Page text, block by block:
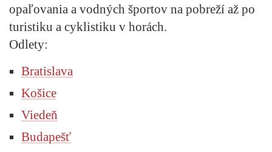
opaľovania a vodných športov na pobreží až po
turistiku a cyklistiku v horách.
Odlety:
Bratislava
Košice
Viedeň
Budapešť